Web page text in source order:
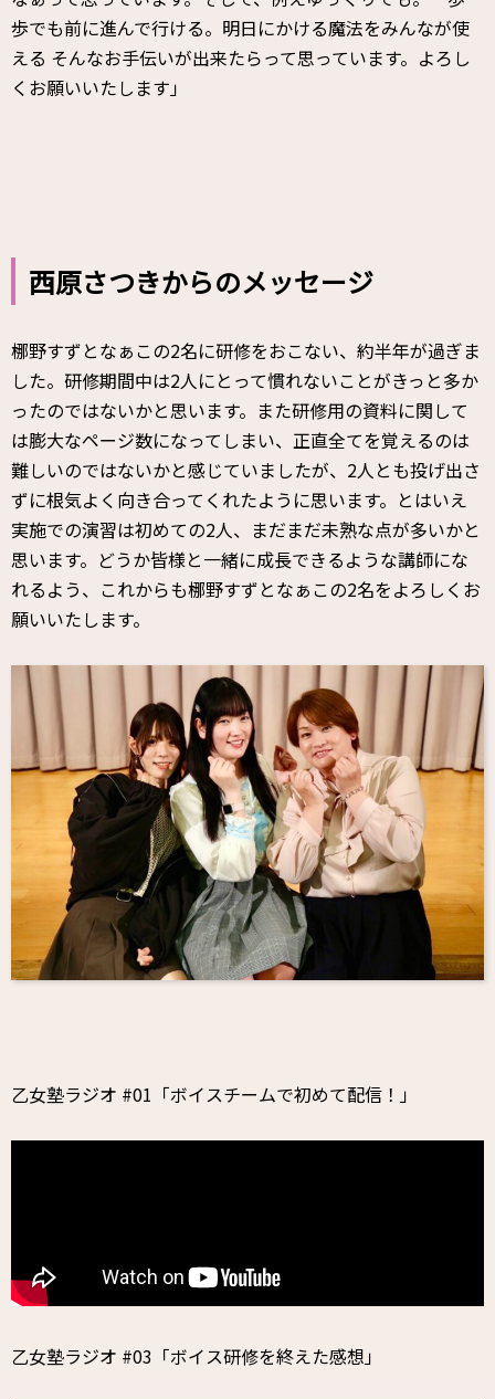
歩でも前に進んで行ける。明日にかける魔法をみんなが使
える そんなお手伝いが出来たらって思っています。よろし
くお願いいたします」
西原さつきからのメッセージ
梛野すずとなぁこの2名に研修をおこない、約半年が過ぎま
した。研修期間中は2人にとって慣れないことがきっと多か
ったのではないかと思います。また研修用の資料に関して
は膨大なページ数になってしまい、正直全てを覚えるのは
難しいのではないかと感じていましたが、2人とも投げ出さ
ずに根気よく向き合ってくれたように思います。とはいえ
実施での演習は初めての2人、まだまだ未熟な点が多いかと
思います。どうか皆様と一緒に成長できるような講師にな
れるよう、これからも梛野すずとなぁこの2名をよろしくお
願いいたします。
乙女塾ラジオ #01「ボイスチームで初めて配信！」
乙女塾ラジオ #03「ボイス研修を終えた感想」